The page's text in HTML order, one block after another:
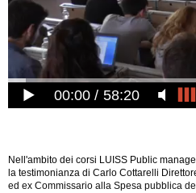
00:00 58:20
Nell'ambito dei corsi LUISS Public
la testimonianza di Carlo Cottarelli
ed ex Commissario alla Spesa pubblica